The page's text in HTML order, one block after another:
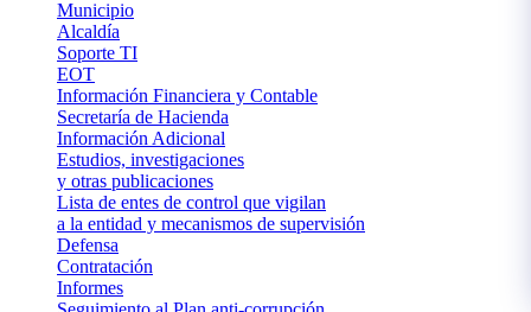
Municipio
Alcaldía
Soporte TI
EOT
Información Financiera y Contable
Secretaría de Hacienda
Información Adicional
Estudios, investigaciones
y otras publicaciones
Lista de entes de control que vigilan
a la entidad y mecanismos de supervisión
Defensa
Contratación
Informes